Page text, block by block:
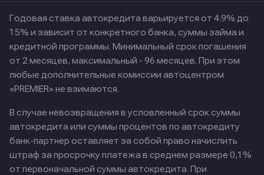
Годовая ставка автокредита варьируется от 4.9% до
15% и зависит от конкретного банка, суммы займа и
кредитной программы. Минимальный срок погашения
от 2 месяцев, максимальный - 96 месяцев. При этом
любые дополнительные комиссии автоцентром
«PREMIER» не взимаются.
В случае невозвращения в условленный срок суммы
автокредита или суммы процентов по автокредиту
банк-партнер оставляет за собой право начислить
штраф за просрочку платежа в среднем размере 0,1%
от первоначальной суммы автокредита. При